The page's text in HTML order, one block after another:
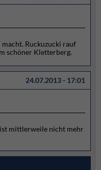
Ruckuzucki rauf
schöner Kletterberg.
24.07.2013 - 17:01
mittlerweile nicht mehr